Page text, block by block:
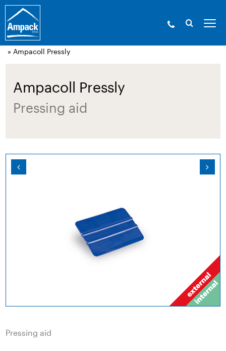
Ampack - The building shell experts. Since
1946.»Products
accessories
» Ampacoll Pressly
Ampacoll Pressly
Pressing aid
Pressing aid